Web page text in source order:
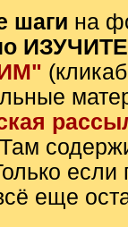
шаги на
если
еще